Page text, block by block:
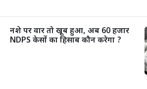
नशे पर वार तो खूब हुआ, अब 60 हजार
NDPS केसों का हिसाब कौन करेगा ?